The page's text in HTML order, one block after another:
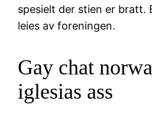
spesielt der stien er bratt.
leies av foreningen.
Gay chat
iglesias ass